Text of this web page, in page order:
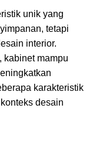
unik yang
tetapi
interior.
kabinet mampu
karakteristik
desain